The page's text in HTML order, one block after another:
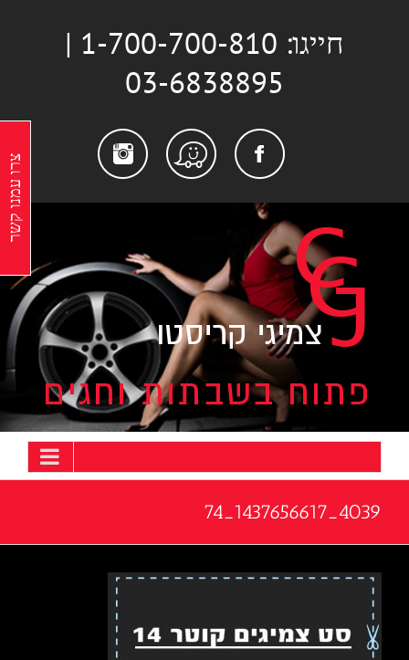
חייגו: 1-700-700-810 |
03-6838895
Facebook
Waze
4039_1437656617_74
צרו עמנו קשר